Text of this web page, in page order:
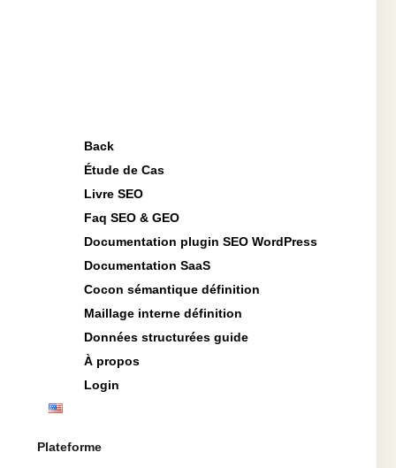
Back
Étude de Cas
Livre SEO
Faq SEO & GEO
Documentation plugin SEO WordPress
Documentation SaaS
Cocon sémantique définition
Maillage interne définition
Données structurées guide
À propos
Login
Plateforme